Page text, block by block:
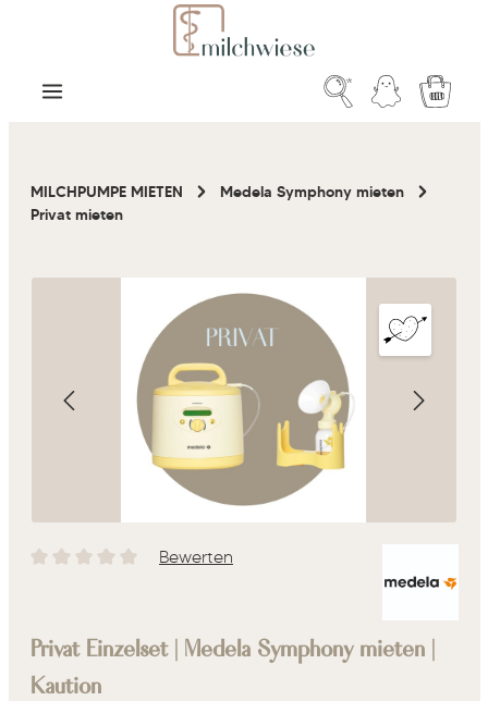
Zum Hauptinhalt springen
MILCHPUMPE MIETEN
Medela Symphony mieten
Privat mieten
Bildergalerie überspringen
Durchschnittliche Bewertung von 0 von 5 Sternen
Bewerten
Privat Einzelset | Medela Symphony mieten |
Kaution